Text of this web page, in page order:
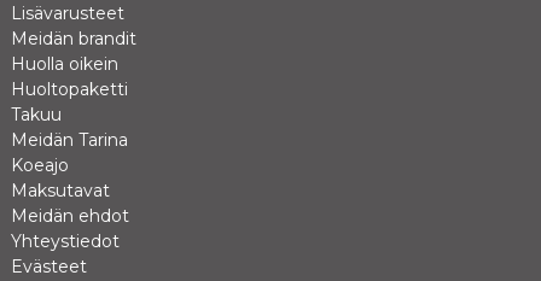
Lisävarusteet
Meidän brandit
Huolla oikein
Huoltopaketti
Takuu
Meidän Tarina
Koeajo
Maksutavat
Meidän ehdot
Yhteystiedot
Evästeet